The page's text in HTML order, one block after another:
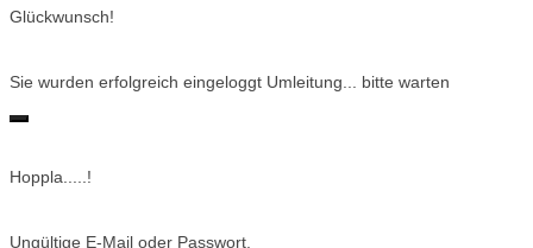
Glückwunsch!
Sie wurden erfolgreich eingeloggt Umleitung... bitte warten
Hoppla.....!
Ungültige E-Mail oder Passwort.